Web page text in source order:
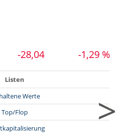
-28,04 -1,29 %
Listen
Werte
Top/Flop
>